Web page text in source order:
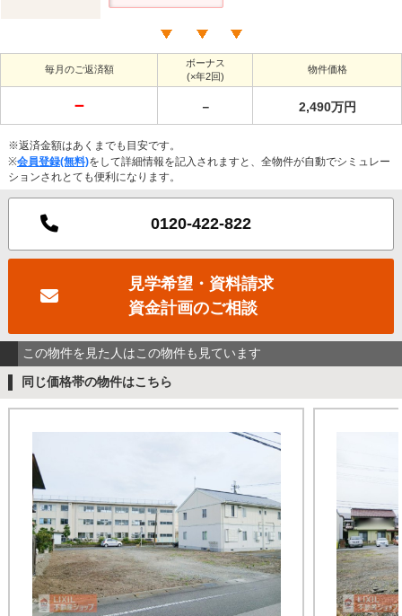
毎月のご返済額
ボーナス
(×年2回)
物件価格
－ － 2,490万円
※返済金額はあくまでも目安です。
※会員登録(無料)をして詳細情報を記入されますと、全物件が自動でシミュレー
ションされとても便利になります。
0120-422-822
見学希望・資料請求
資金計画のご相談
この物件を見た人はこの物件も見ています
同じ価格帯の物件はこちら